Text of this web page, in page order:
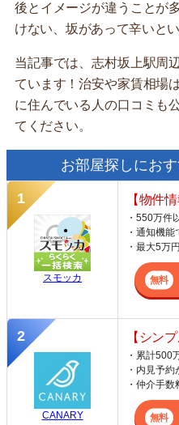
後とイメージが違うことが
けない、坂があって辛いと
当記事では、志村坂上駅周
ています！治安や家賃相場
に住んでいる人の口コミも
てください。
お部屋探しにお
スモッカ
【物件
・550万件
・通知機
・最大5万
CANARY
【シン
・累計500
・内見予
・仲介手